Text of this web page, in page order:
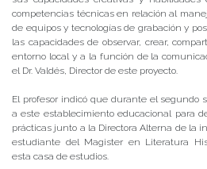
competencias técnicas en relación al
de equipos y tecnologías de grabación y
las capacidades de observar, crear,
entorno local y a la función de la
el Dr. Valdés, Director de este proyecto.
El profesor indicó que durante el segundo
a este establecimiento educacional para
prácticas junto a la Directora Alterna de la
estudiante del Magister en Literatura
esta casa de estudios.